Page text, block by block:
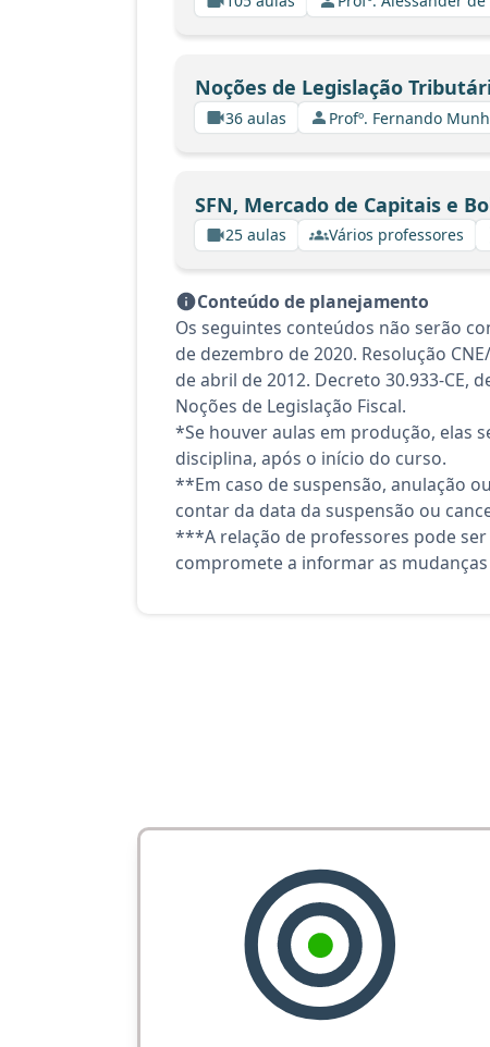
Noções de Legislação
36 aulas Profº. Fernando
SFN, Mercado de Capitais e
25 aulas Vários professores
Conteúdo de planejamento
Os seguintes conteúdos não serão
de dezembro de 2020. Resolução
de abril de 2012. Decreto 30.933-CE,
Noções de Legislação Fiscal.
*Se houver aulas em produção, elas
disciplina, após o início do curso.
**Em caso de suspensão, anulação
contar da data da suspensão ou
***A relação de professores pode
compromete a informar as